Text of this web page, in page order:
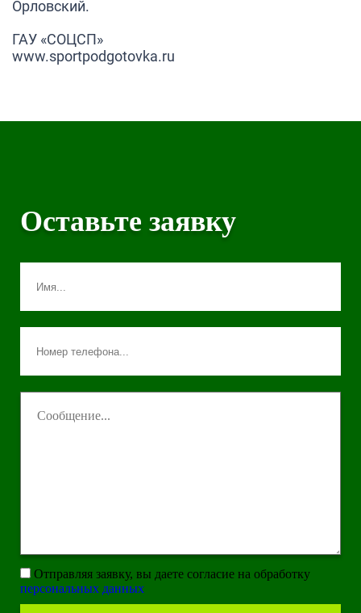
Орловский.
ГАУ «СОЦСП»
www.sportpodgotovka.ru
Оставьте заявку
Отправляя заявку, вы даете согласие на обработку
персональных данных